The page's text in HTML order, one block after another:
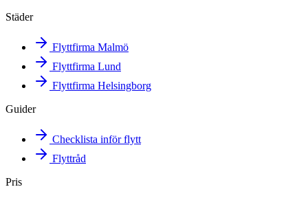
Städer
Flyttfirma Malmö
Flyttfirma Lund
Flyttfirma Helsingborg
Guider
Checklista inför flytt
Flyttråd
Pris